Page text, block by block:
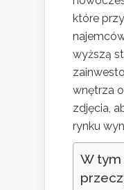
które
wyższą
wnętrza
zdjęcia,
rynku
W